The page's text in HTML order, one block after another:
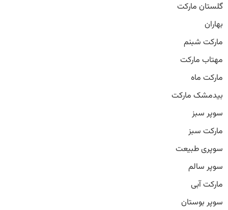
گلستان مارکت
بهاران
مارکت شبنم
مهتاب مارکت
مارکت ماه
بیدمشک مارکت
سوپر سبز
مارکت سبز
سوپری طبیعت
سوپر سالم
مارکت آبی
سوپر بوستان